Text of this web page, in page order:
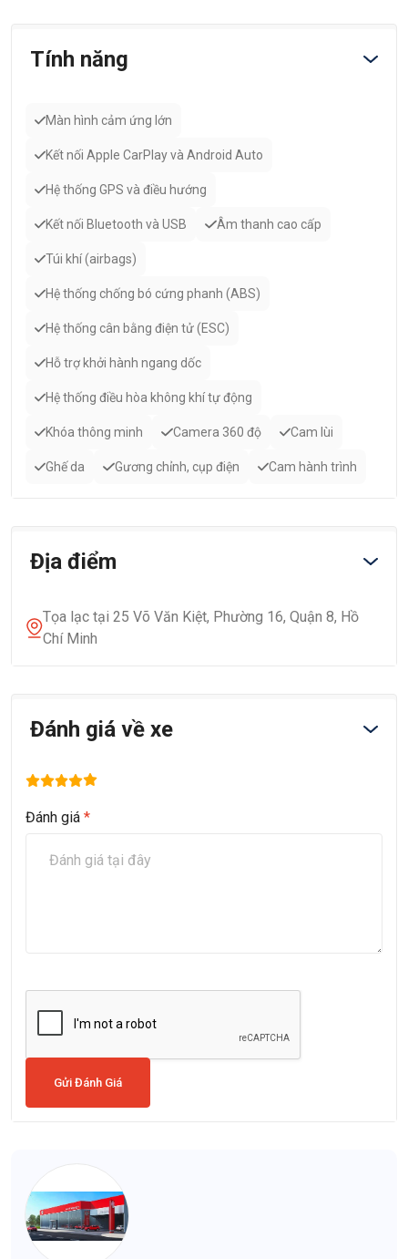
Tính năng
Màn hình cảm ứng lớn
Kết nối Apple CarPlay và Android Auto
Hệ thống GPS và điều hướng
Kết nối Bluetooth và USB Âm thanh cao cấp
Túi khí (airbags)
Hệ thống chống bó cứng phanh (ABS)
Hệ thống cân bằng điện tử (ESC)
Hỗ trợ khởi hành ngang dốc
Hệ thống điều hòa không khí tự động
Khóa thông minh Camera 360 độ Cam lùi
Ghế da Gương chỉnh, cụp điện Cam hành trình
Địa điểm
Tọa lạc tại 25 Võ Văn Kiệt, Phường 16, Quận 8, Hồ
Chí Minh
Đánh giá về xe
Đánh giá *
Gửi Đánh Giá